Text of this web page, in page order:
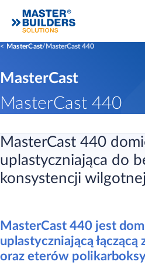
MasterCast MasterCast 440
MasterCast
MasterCast 440
MasterCast 440
uplastyczniająca do
konsystencji wilgotnej
MasterCast 440 jest
uplastyczniającą
oraz eterów